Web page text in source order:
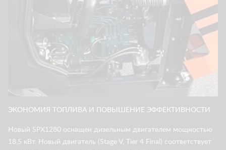
ЭКОНОМИЯ ТОПЛИВА И ПОВЫШЕНИЕ ЭФФЕКТИВНОСТИ
Новый SPX1280 оснащен дизельным двигателем мощностью
18,5 кВт. Новый двигатель (Stage V, Tier 4 Final) соответствует